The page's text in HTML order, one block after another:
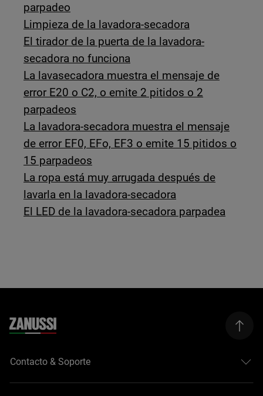
parpadeo
Limpieza de la lavadora-secadora
El tirador de la puerta de la lavadora-
secadora no funciona
La lavasecadora muestra el mensaje de
error E20 o C2, o emite 2 pitidos o 2
parpadeos
La lavadora-secadora muestra el mensaje
de error EF0, EFo, EF3 o emite 15 pitidos o
15 parpadeos
La ropa está muy arrugada después de
lavarla en la lavadora-secadora
El LED de la lavadora-secadora parpadea
Contacto & Soporte